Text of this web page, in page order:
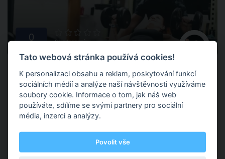
0 0 hodnocení
K. H. Máchy 344, Most
http://trener.zdenekdrexler.cz Nedaří se vám zhubnout nebo
zpevnit postavu? Se mnou dosáhnete úspěchu díky
komplexnímu přístupu. Jednotlivé tréninky k cíli nevedou.
Tato webová stránka používá cookies!
K personalizaci obsahu a reklam, poskytování funkcí
sociálních médií a analýze naší návštěvnosti využíváme
soubory cookie. Informace o tom, jak náš web
používáte, sdílíme se svými partnery pro sociální
média, inzerci a analýzy.
Povolit vše